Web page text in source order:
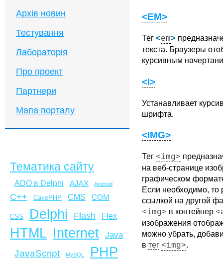
Архів новин
Тестування
Лабораторія
Про проект
Партнери
Мапа порталу
Тематика сайту
ADO в Delphi AJAX Android
C++ CakePHP CMS COM
CSS Delphi Flash Flex
HTML Internet Java
JavaScript MySQL PHP
<EM>
Тег <em>
текста. Браузеры
курсивным
<I>
Устанавливает
шрифта.
<IMG>
Тег <img>
на веб-странице
графическом
Если необходимо, то
ссылкой на другой
<img> в контейнер
изображения
можно убрать,
в тег <img>.